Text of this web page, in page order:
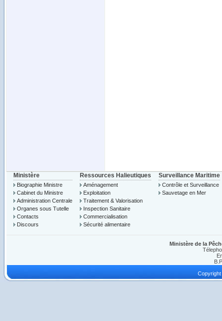
Ministère
Biographie Ministre
Cabinet du Ministre
Administration Centrale
Organes sous Tutelle
Contacts
Discours
Ressources Halieutiques
Aménagement
Exploitation
Traitement & Valorisation
Inspection Sanitaire
Commercialisation
Sécurité alimentaire
Surveillance Maritime
Contrôle et Surveillance
Sauvetage en Mer
Ministère de la